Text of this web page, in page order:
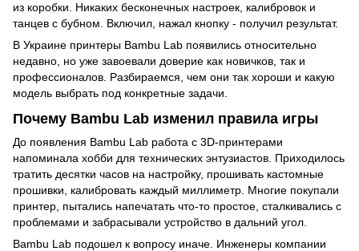
из коробки. Никаких бесконечных настроек, калибровок и
танцев с бубном. Включил, нажал кнопку - получил результат.
В Украине принтеры Bambu Lab появились относительно
недавно, но уже завоевали доверие как новичков, так и
профессионалов. Разбираемся, чем они так хороши и какую
модель выбрать под конкретные задачи.
Почему Bambu Lab изменил правила игры
До появления Bambu Lab работа с 3D-принтерами
напоминала хобби для технических энтузиастов. Приходилось
тратить десятки часов на настройку, прошивать кастомные
прошивки, калибровать каждый миллиметр. Многие покупали
принтер, пытались напечатать что-то простое, сталкивались с
проблемами и забрасывали устройство в дальний угол.
Bambu Lab подошел к вопросу иначе. Инженеры компании